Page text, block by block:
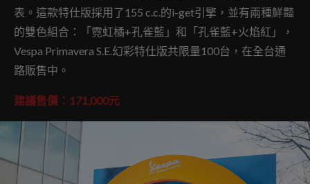
表。這款特仕版採用了155 c.c.的i-get引擎，並有兩種鮮豔
的雙色組合：「霓虹橘+孔雀藍」和「孔雀藍+火焰紅」，
Vespa Primavera S.E.幻彩特仕版共限量100台，在全台通
路販售中。
建議售價：171,000元